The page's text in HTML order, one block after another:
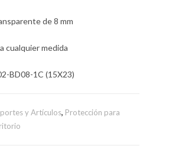
de 8 mm
cualquier medida
BD08-1C (15X23)
y Artículos, Protección para